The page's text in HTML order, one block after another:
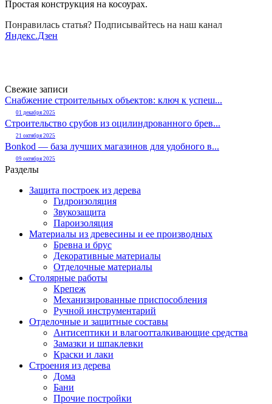
Простая конструкция на косоурах.
Понравилась статья? Подписывайтесь на наш канал
Яндекс.Дзен
Свежие записи
Снабжение строительных объектов: ключ к успеш...
01 декабря 2025
Строительство срубов из оцилиндрованного брев...
21 октября 2025
Bonkod — база лучших магазинов для удобного в...
09 октября 2025
Разделы
Защита построек из дерева
Гидроизоляция
Звукозащита
Пароизоляция
Материалы из древесины и ее производных
Бревна и брус
Декоративные материалы
Отделочные материалы
Столярные работы
Крепеж
Механизированные приспособления
Ручной инструментарий
Отделочные и защитные составы
Антисептики и влагоотталкивающие средства
Замазки и шпаклевки
Краски и лаки
Строения из дерева
Дома
Бани
Прочие постройки